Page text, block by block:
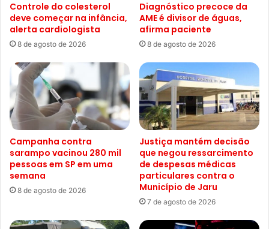
Controle do colesterol
deve começar na infância,
alerta cardiologista
8 de agosto de 2026
Diagnóstico precoce da
AME é divisor de águas,
afirma paciente
8 de agosto de 2026
Campanha contra
sarampo vacinou 280 mil
pessoas em SP em uma
semana
8 de agosto de 2026
Justiça mantém decisão
que negou ressarcimento
de despesas médicas
particulares contra o
Município de Jaru
7 de agosto de 2026